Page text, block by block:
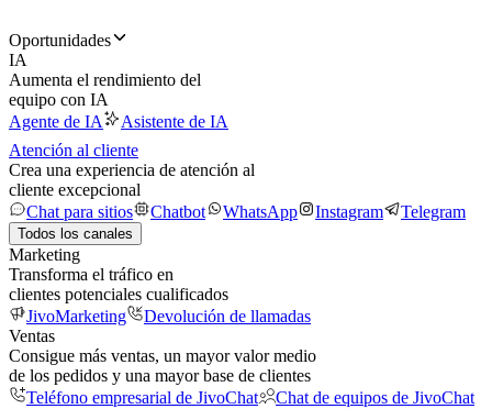
Oportunidades
IA
Aumenta el rendimiento del
equipo con IA
Agente de IA
Asistente de IA
Atención al cliente
Crea una experiencia de atención al
cliente excepcional
Chat para sitios
Chatbot WhatsApp Instagram Telegram
Todos los canales
Marketing
Transforma el tráfico en
clientes potenciales cualificados
JivoMarketing
Devolución de llamadas
Ventas
Consigue más ventas, un mayor valor medio
de los pedidos y una mayor base de clientes
Teléfono empresarial de JivoChat
Chat de equipos de JivoChat